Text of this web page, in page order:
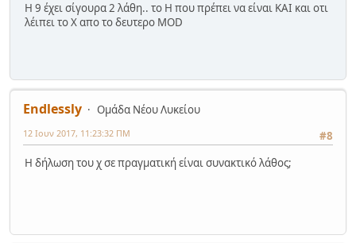
Η 9 έχει σίγουρα 2 λάθη.. το Η που πρέπει να είναι ΚΑΙ και οτι
λέιπει το Χ απο το δευτερο MOD
Endlessly
Ομάδα Νέου Λυκείου
#8
12 Ιουν 2017, 11:23:32 ΠΜ
Η δήλωση του χ σε πραγματική είναι συνακτικό λάθος;